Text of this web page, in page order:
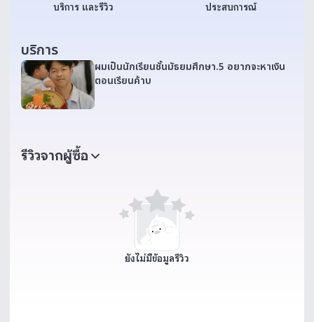
บริการ และรีวิว ประสบการณ์
บริการ
ผมเป็นนักเรียนชั้นมัธยมศึกษา.5 อยากจะหาเงิน
ตอนเรียนค้าบ
รีวิวจากผู้ซื้อ
ยังไม่มีข้อมูลรีวิว